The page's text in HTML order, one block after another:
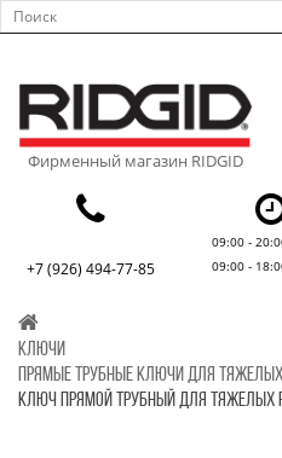
Фирменный магазин RIDGID
+7 (926) 494-77-85
09:00 -
09:00 -
КЛЮЧИ
ПРЯМЫЕ ТРУБНЫЕ КЛЮЧИ ДЛЯ ТЯЖЕЛЫХ
КЛЮЧ ПРЯМОЙ ТРУБНЫЙ ДЛЯ ТЯЖЕЛЫХ